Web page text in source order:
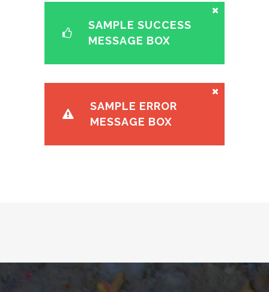
SAMPLE SUCCESS
MESSAGE BOX
SAMPLE ERROR
MESSAGE BOX